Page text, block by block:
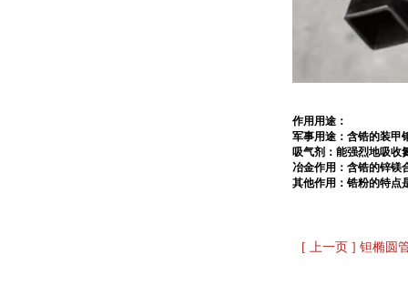
作用用途：
军事用途： 含锆的装甲
吸气剂： 能强烈地吸收
冶金作用： 含锆的锌镁
其他作用： 锆粉的特点
[ 上一页 ] 钽椭圆